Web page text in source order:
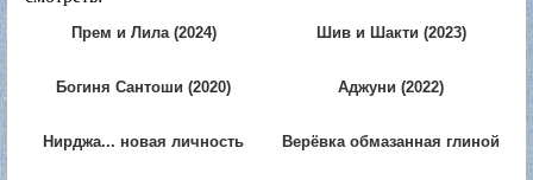
Прем и Лила (2024) Шив и Шакти (2023)
Богиня Сантоши (2020) Аджуни (2022)
Нирджа... новая личность
Верёвка обмазанная глиной